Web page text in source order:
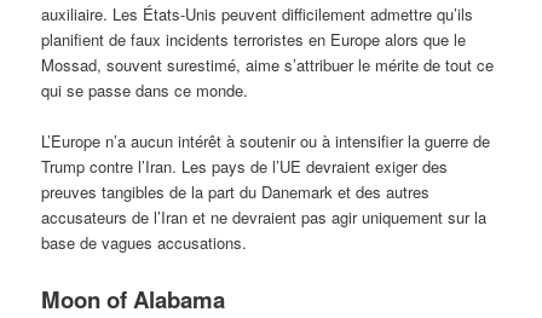
auxiliaire. Les États-Unis peuvent difficilement admettre qu’ils
planifient de faux incidents terroristes en Europe alors que le
Mossad, souvent surestimé, aime s’attribuer le mérite de tout ce
qui se passe dans ce monde.
L’Europe n’a aucun intérêt à soutenir ou à intensifier la guerre de
Trump contre l’Iran. Les pays de l’UE devraient exiger des
preuves tangibles de la part du Danemark et des autres
accusateurs de l’Iran et ne devraient pas agir uniquement sur la
base de vagues accusations.
Moon of Alabama